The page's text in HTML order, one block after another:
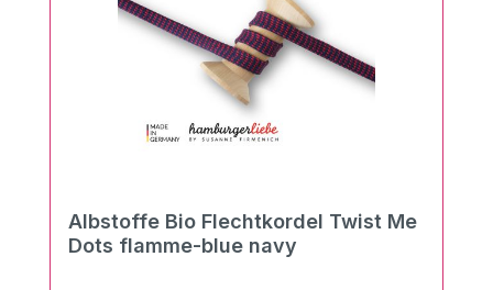
Albstoffe Bio Flechtkordel Twist Me
Dots flamme-blue navy